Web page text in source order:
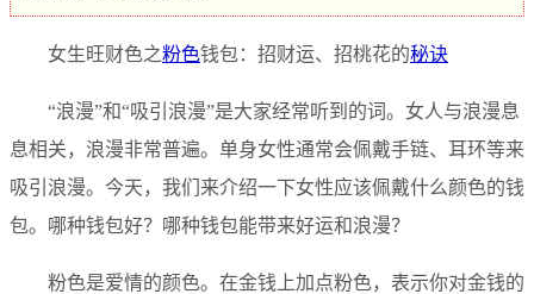
女生旺财色之粉色钱包：招财运、招桃花的秘诀
“浪漫”和“吸引浪漫”是大家经常听到的词。女人与浪漫息
息相关，浪漫非常普遍。单身女性通常会佩戴手链、耳环等来
吸引浪漫。今天，我们来介绍一下女性应该佩戴什么颜色的钱
包。哪种钱包好？哪种钱包能带来好运和浪漫？
粉色是爱情的颜色。在金钱上加点粉色，表示你对金钱的